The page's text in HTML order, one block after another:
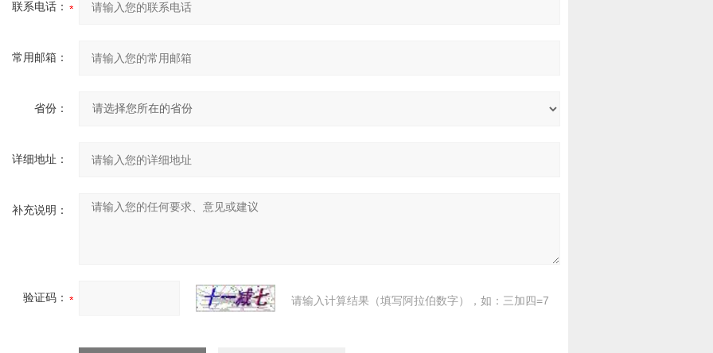
联系电话：
常用邮箱：
省份：
详细地址：
补充说明：
验证码： 请输入计算结果（填写阿拉伯数字），如：三加四=7